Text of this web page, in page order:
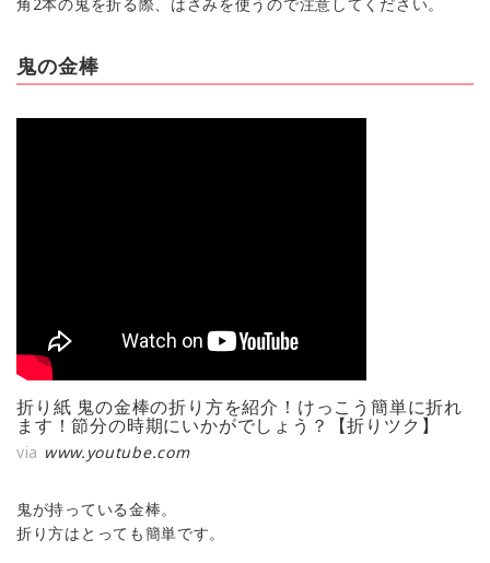
角2本の鬼を折る際、はさみを使うので注意してください。
鬼の金棒
折り紙 鬼の金棒の折り方を紹介！けっこう簡単に折れ
ます！節分の時期にいかがでしょう？【折りツク】
via www.youtube.com
鬼が持っている金棒。
折り方はとっても簡単です。